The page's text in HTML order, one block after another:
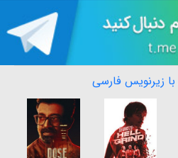
با زیرنویس فارسی